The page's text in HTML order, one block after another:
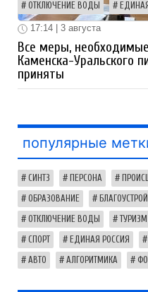
ОТКЛЮЧЕНИЕ ВОДЫ
17:14 | 3 августа
Все меры,
Каменска-Уральского
приняты
популярные
СИНТЗ ПЕРСОНА
ОБРАЗОВАНИЕ
ОТКЛЮЧЕНИЕ ВОДЫ ТУРИЗМ
СПОРТ ЕДИНАЯ РОССИЯ
АВТО АЛГОРИТМИКА